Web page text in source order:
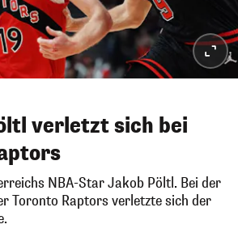
verletzt sich bei
NBA-Star Jakob Pöltl. Bei der
Toronto Raptors verletzte sich der